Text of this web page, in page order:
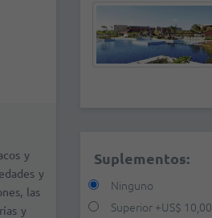
y
y
las
y
Suplementos:
Ninguno
Superior +US$ 10,00